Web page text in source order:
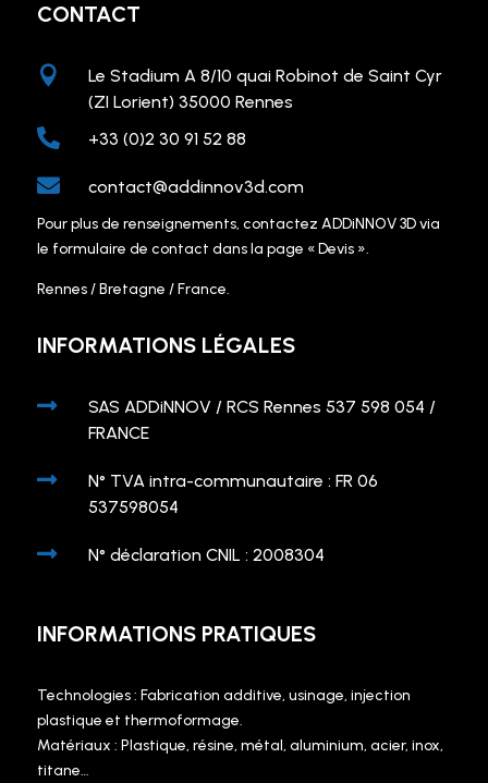
CONTACT

Le Stadium A 8/10 quai Robinot de Saint Cyr
(ZI Lorient) 35000 Rennes
 +33 (0)2 30 91 52 88
 contact@addinnov3d.com
Pour plus de renseignements, contactez ADDiNNOV 3D via
le formulaire de contact dans la page « Devis ».
Rennes / Bretagne / France.
INFORMATIONS LÉGALES

SAS ADDiNNOV / RCS Rennes 537 598 054 /
FRANCE

N° TVA intra-communautaire : FR 06
537598054
 N° déclaration CNIL : 2008304
INFORMATIONS PRATIQUES
Technologies : Fabrication additive, usinage, injection
plastique et thermoformage.
Matériaux : Plastique, résine, métal, aluminium, acier, inox,
titane…